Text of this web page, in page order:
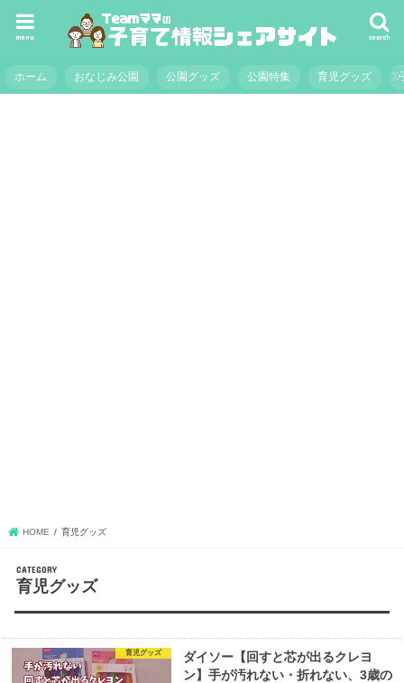
search
menu
ホーム おなじみ公園 公園グッズ 公園特集 育児グッズ
HOME 育児グッズ
育児グッズ
育児グッズ
ダイソー【回すと芯が出るクレヨ
ン】手が汚れない・折れない、3歳の